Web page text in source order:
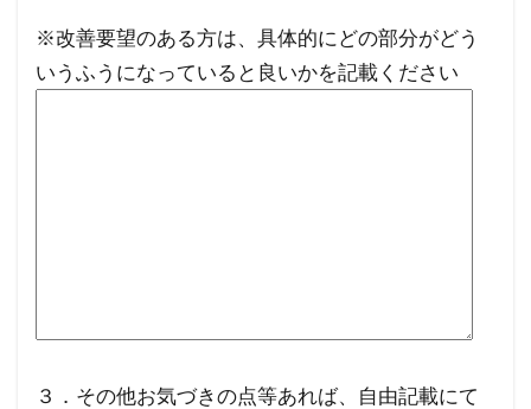
※改善要望のある方は、具体的にどの部分がどう
いうふうになっていると良いかを記載ください
３．その他お気づきの点等あれば、自由記載にて